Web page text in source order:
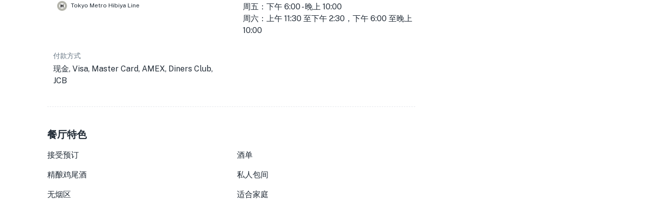
Tokyo Metro Hibiya Line
周五：下午 6:00 - 晚上 10:00
周六：上午 11:30 至下午 2:30，下午 6:00 至晚上
10:00
付款方式
现金, Visa, Master Card, AMEX, Diners Club,
JCB
餐厅特色
接受预订 酒单
精酿鸡尾酒 私人包间
无烟区 适合家庭